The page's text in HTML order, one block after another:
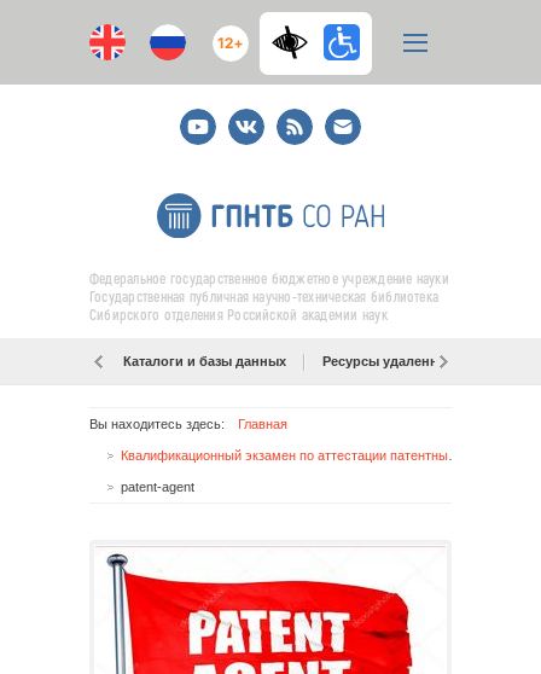
12+
YoutubeВКонтакте
RSS
E-
mail
подписка
Федеральное государственное бюджетное учреждение науки
Государственная публичная научно-техническая библиотека
Сибирского отделения Российской академии наук
Каталоги и базы данных Ресурсы удаленного доступа
Вы находитесь здесь: Главная
patent-agent